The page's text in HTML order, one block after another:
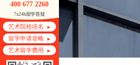
400 677 2260
7x24h留学答疑
艺术院校排名
留学申请攻略
艺术留学费用